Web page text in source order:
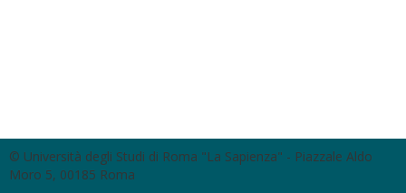
© Università degli Studi di Roma "La Sapienza" - Piazzale Aldo
Moro 5, 00185 Roma